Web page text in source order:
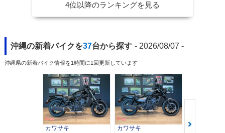
4位以降のランキングを見る
沖縄の新着バイクを37台から探す - 2026/08/07 -
沖縄県の新着バイク情報を1時間に1回更新しています
カワサキ カワサキ カワサキ